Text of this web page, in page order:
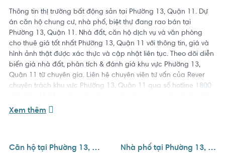
Thông tin thị trường bất động sản tại Phường 13, Quận 11. Dự
án căn hộ chung cư, nhà phố, biệt thự đang rao bán tại
Phường 13, Quận 11. Nhà đất, căn hộ dịch vụ và văn phòng
cho thuê giá tốt nhất Phường 13, Quận 11 với thông tin, giá và
hình ảnh thật được xác thực và cập nhật liên tục. Theo dõi diễn
biến giá nhà đất, phân tích & đánh giá khu vực Phường 13,
Quận 11 từ chuyên gia. Liên hệ chuyên viên tư vấn của Rever
chuyên trách khu vực Phường 13, Quận 11 qua số hotline 1800
Xem thêm
Căn hộ tại Phường 13, Quận 11
Nhà phố tại Phường 13, Quận 11